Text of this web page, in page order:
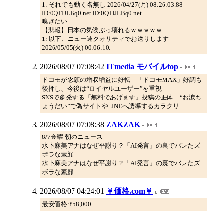
1: それでも動く名無し 2026/04/27(月) 08:26:03.88
ID:0QTIJLBq0.net ID:0QTIJLBq0.net
嗅ぎたい…
【悲報】日本の気候ぶっ壊れるｗｗｗｗｗ
1: 以下、ニュー速クオリティでお送りします
2026/05/05(火) 00:06:10.
2026/08/07 07:08:42 ITmedia モバイルtop
ドコモが念願の増収増益に好転 「ドコモMAX」好調も
後押し、今後は“ロイヤルユーザー”を重視
SNSで多発する「無料であげます」投稿の正体 “お涙ち
ょうだい”で偽サイトやLINEへ誘導するカラクリ
2026/08/07 07:08:38 ZAKZAK
8/7金曜 朝のニュース
水卜麻美アナはなぜ平謝り？「AI発言」の裏でバレたズ
ボラな素顔
水卜麻美アナはなぜ平謝り？「AI発言」の裏でバレたズ
ボラな素顔
2026/08/07 04:24:01 ￥価格.com￥
最安価格:¥58,000